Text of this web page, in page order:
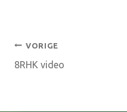
Bericht
navigatie
VORIGE
8RHK video